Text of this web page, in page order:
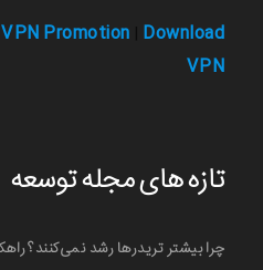
VPN Promotion Download
VPN
تازه های مجله توسعه